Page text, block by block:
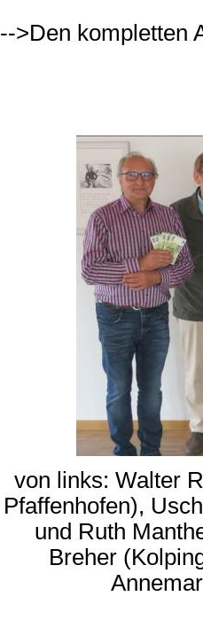
-->Den kompletten
von links: Walter
Pfaffenhofen),
und Ruth
Breher